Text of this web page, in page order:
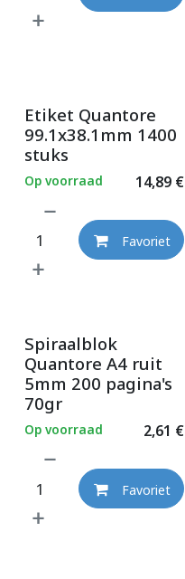
Etiket Quantore
99.1x38.1mm 1400
stuks
14,89€
Op voorraad
Favoriet
Spiraalblok
Quantore A4 ruit
5mm 200 pagina's
70gr
2,61 €
Op voorraad
Favoriet